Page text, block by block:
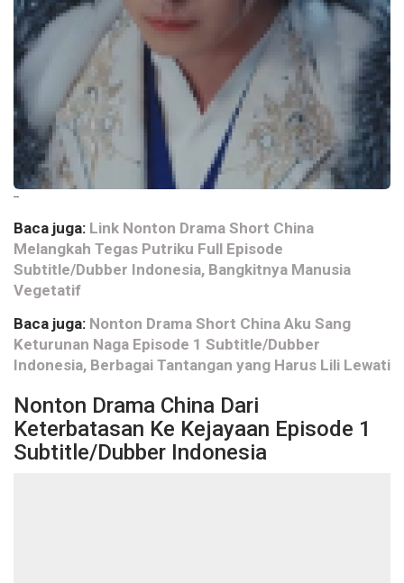
--
Baca juga: Link Nonton Drama Short China
Melangkah Tegas Putriku Full Episode
Subtitle/Dubber Indonesia, Bangkitnya Manusia
Vegetatif
Baca juga: Nonton Drama Short China Aku Sang
Keturunan Naga Episode 1 Subtitle/Dubber
Indonesia, Berbagai Tantangan yang Harus Lili Lewati
Nonton Drama China Dari
Keterbatasan Ke Kejayaan Episode 1
Subtitle/Dubber Indonesia